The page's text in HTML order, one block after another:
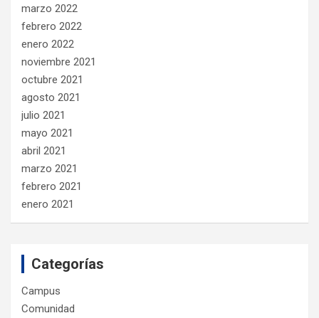
marzo 2022
febrero 2022
enero 2022
noviembre 2021
octubre 2021
agosto 2021
julio 2021
mayo 2021
abril 2021
marzo 2021
febrero 2021
enero 2021
Categorías
Campus
Comunidad